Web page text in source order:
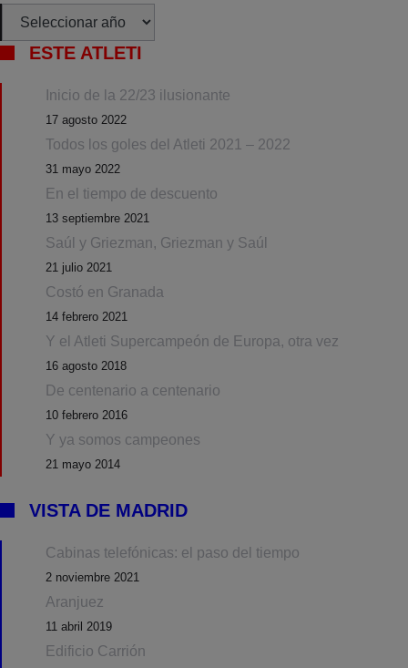
Archivos
ESTE ATLETI
Inicio de la 22/23 ilusionante
17 agosto 2022
Todos los goles del Atleti 2021 – 2022
31 mayo 2022
En el tiempo de descuento
13 septiembre 2021
Saúl y Griezman, Griezman y Saúl
21 julio 2021
Costó en Granada
14 febrero 2021
Y el Atleti Supercampeón de Europa, otra vez
16 agosto 2018
De centenario a centenario
10 febrero 2016
Y ya somos campeones
21 mayo 2014
VISTA DE MADRID
Cabinas telefónicas: el paso del tiempo
2 noviembre 2021
Aranjuez
11 abril 2019
Edificio Carrión